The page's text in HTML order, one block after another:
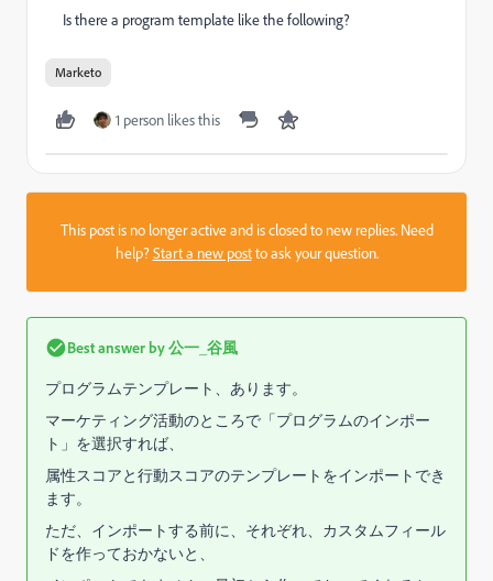
Is there a program template like the following?
Marketo
1 person likes this
This post is no longer active and is closed to new replies. Need
help?Start a new postto ask your question.
Best answer by公一_谷風
プログラムテンプレート、あります。
マーケティング活動のところで「プログラムのインポー
ト」を選択すれば、
属性スコアと行動スコアのテンプレートをインポートでき
ます。
ただ、インポートする前に、それぞれ、カスタムフィール
ドを作っておかないと、